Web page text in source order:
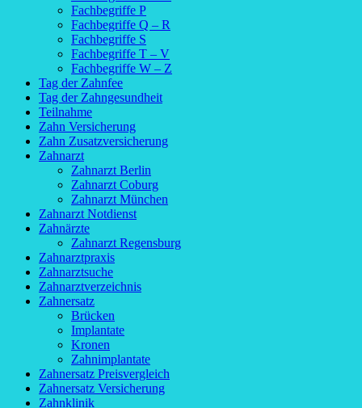
Fachbegriffe P
Fachbegriffe Q – R
Fachbegriffe S
Fachbegriffe T – V
Fachbegriffe W – Z
Tag der Zahnfee
Tag der Zahngesundheit
Teilnahme
Zahn Versicherung
Zahn Zusatzversicherung
Zahnarzt
Zahnarzt Berlin
Zahnarzt Coburg
Zahnarzt München
Zahnarzt Notdienst
Zahnärzte
Zahnarzt Regensburg
Zahnarztpraxis
Zahnarztsuche
Zahnarztverzeichnis
Zahnersatz
Brücken
Implantate
Kronen
Zahnimplantate
Zahnersatz Preisvergleich
Zahnersatz Versicherung
Zahnklinik